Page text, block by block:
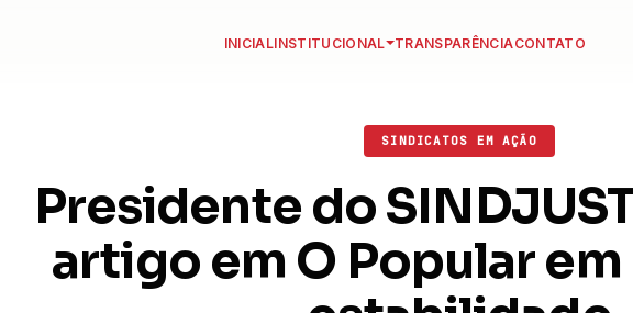
INICIALINSTITUCIONAL TRANSPARÊNCIACONTATO
SINDICATOS EM AÇÃO
Presidente do
artigo em O Popular